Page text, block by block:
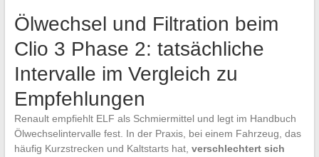
Ölwechsel und Filtration beim
Clio 3 Phase 2: tatsächliche
Intervalle im Vergleich zu
Empfehlungen
Renault empfiehlt ELF als Schmiermittel und legt im Handbuch
Ölwechselintervalle fest. In der Praxis, bei einem Fahrzeug, das
häufig Kurzstrecken und Kaltstarts hat, verschlechtert sich